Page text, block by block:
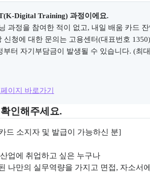
Digital Training) 과정이에요.
과정을 참여한 적이 없고, 내일 배움 카드
신청에 대한 문의는 고용센터(대표번호
부터 자기부담금이 발생될 수 있습니다. (최
이지 바로가기
인해주세요.
우대 사항을 각각 묶어서 안내한다.
드 소지자 및 발급이 가능하신 분]
업에 취업하고 싶은 누구나
나만의 실무역량을 가지고 면접, 자소서